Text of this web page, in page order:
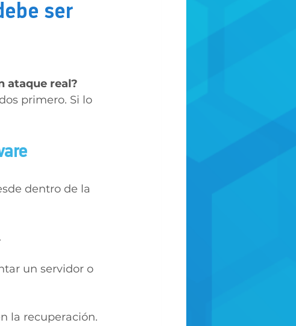
ser
ataque real?
primero. Si lo
dentro de la
un servidor o
la recuperación.